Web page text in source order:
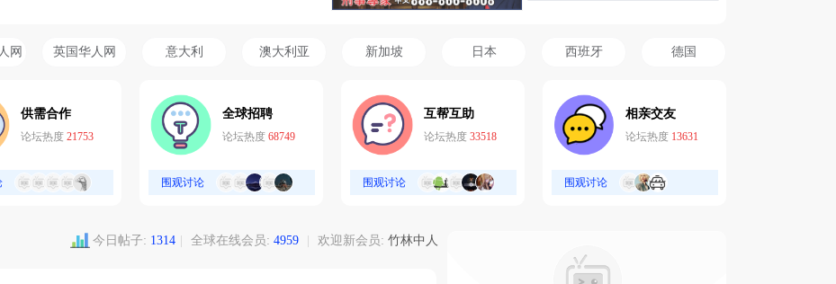
网 英国华人网 意大利 澳大利亚 新加坡 日本 西班牙 德国
供需合作
论坛热度 21753
全球招聘
论坛热度 68749
围观讨论
互帮互助
论坛热度 33518
围观讨论
相亲交友
论坛热度 13631
围观讨论
今日帖子: 1314 全球在线会员: 4959 欢迎新会员: 竹林中人